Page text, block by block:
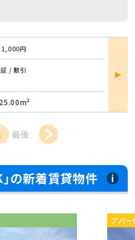
1,000円
/ 敷引
25.00m²
部屋
詳細
最後
」の新着賃貸物件
アパ